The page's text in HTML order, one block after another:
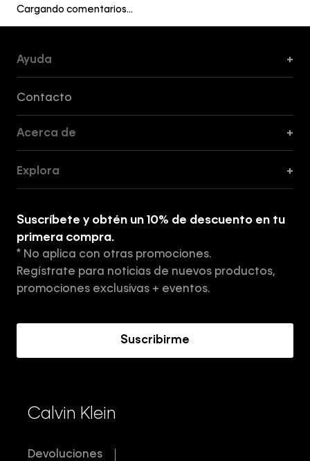
Cargando comentarios…
Ayuda +
Contacto
Acerca de +
Tiendas
Aviso de privacidad
Términos y Condiciones
Explora +
Suscríbete y obtén un 10% de descuento en tu
primera compra.
* No aplica con otras promociones.
Regístrate para noticias de nuevos productos,
promociones exclusivas + eventos.
Suscribirme
Calvin Klein
Devoluciones